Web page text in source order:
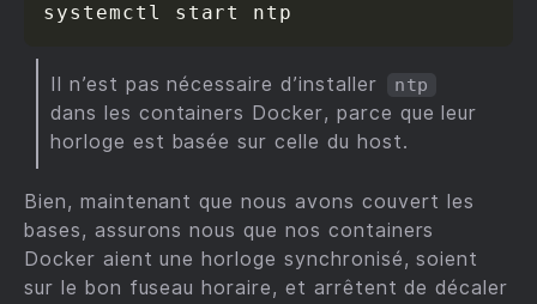
Il n’est pas nécessaire d’installer ntp
dans les containers Docker, parce que leur
horloge est basée sur celle du host.
Bien, maintenant que nous avons couvert les
bases, assurons nous que nos containers
Docker aient une horloge synchronisé, soient
sur le bon fuseau horaire, et arrêtent de décaler